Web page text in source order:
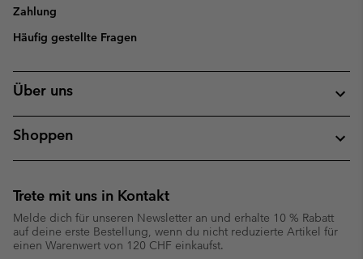
Zahlung
Häufig gestellte Fragen
Über uns
Shoppen
Trete mit uns in Kontakt
Melde dich für unseren Newsletter an und erhalte 10 % Rabatt
auf deine erste Bestellung, wenn du nicht reduzierte Artikel für
einen Warenwert von 120 CHF einkaufst.